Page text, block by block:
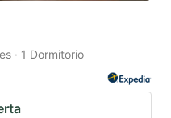
· 1 Dormitorio